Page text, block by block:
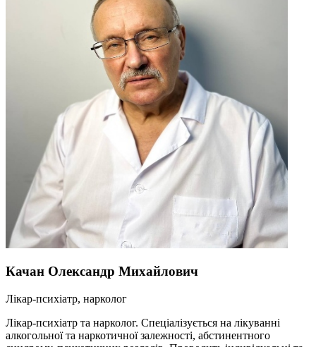
Качан Олександр Михайлович
Лікар-психіатр, нарколог
Лікар-психіатр та нарколог. Спеціалізується на лікуванні
алкогольної та наркотичної залежності, абстинентного